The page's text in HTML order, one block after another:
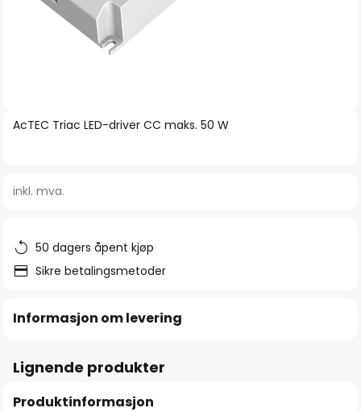
Gå
bildegalleri
AcTEC Triac LED-driver CC maks. 50 W
inkl. mva.
50 dagers åpent kjøp
Sikre betalingsmetoder
Informasjon om levering
Lignende produkter
Produktinformasjon